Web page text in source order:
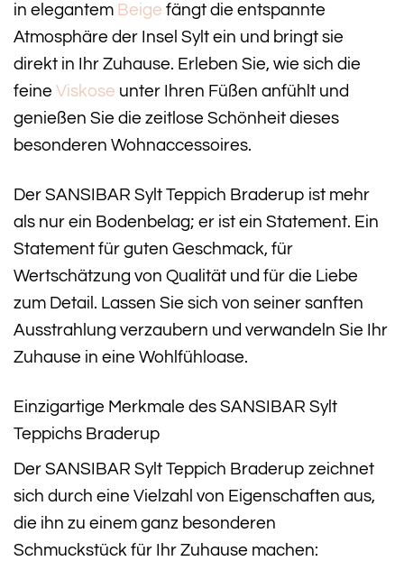
in elegantem Beige fängt die entspannte
Atmosphäre der Insel Sylt ein und bringt sie
direkt in Ihr Zuhause. Erleben Sie, wie sich die
feine Viskose unter Ihren Füßen anfühlt und
genießen Sie die zeitlose Schönheit dieses
besonderen Wohnaccessoires.
Der SANSIBAR Sylt Teppich Braderup ist mehr
als nur ein Bodenbelag; er ist ein Statement. Ein
Statement für guten Geschmack, für
Wertschätzung von Qualität und für die Liebe
zum Detail. Lassen Sie sich von seiner sanften
Ausstrahlung verzaubern und verwandeln Sie Ihr
Zuhause in eine Wohlfühloase.
Einzigartige Merkmale des SANSIBAR Sylt
Teppichs Braderup
Der SANSIBAR Sylt Teppich Braderup zeichnet
sich durch eine Vielzahl von Eigenschaften aus,
die ihn zu einem ganz besonderen
Schmuckstück für Ihr Zuhause machen: